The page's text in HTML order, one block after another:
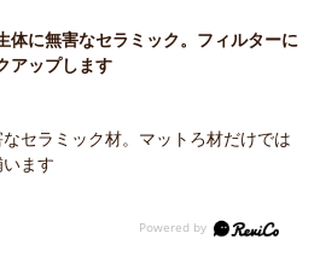
体に無害なセラミック。フィルターに
アップします
セラミック材。マットろ材だけでは
ます